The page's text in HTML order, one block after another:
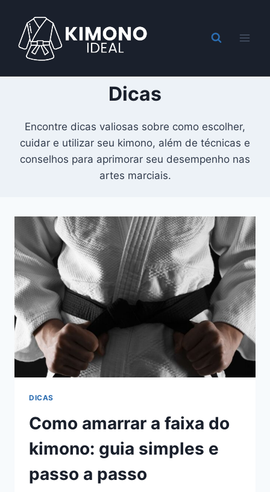
Conteúdo
Dicas
Encontre dicas valiosas sobre como escolher,
cuidar e utilizar seu kimono, além de técnicas e
conselhos para aprimorar seu desempenho nas
artes marciais.
DICAS
Como amarrar a faixa do
kimono: guia simples e
passo a passo